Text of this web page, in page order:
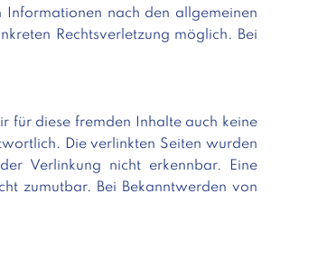
nach den allgemeinen
Rechtsverletzung möglich. Bei
für diese fremden Inhalte auch keine
Die verlinkten Seiten wurden
Verlinkung nicht erkennbar. Eine
zumutbar. Bei Bekanntwerden von